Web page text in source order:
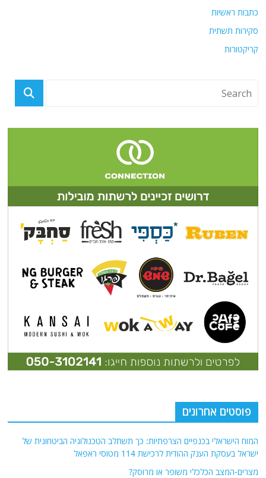
כתבות ראשיות
סקירות תשתית
קריקטורות
פוסטים אחרונים
המוח הישראלי בכנפיים הצרפתיות: כך תשתלב הטכנולוגיה הביטחונית של
ישראל בעסקת הענק ההודית לרכישת 114 מטוסי ראפאל
מצרים-המצב הכלכלי משופר או מרוסק?